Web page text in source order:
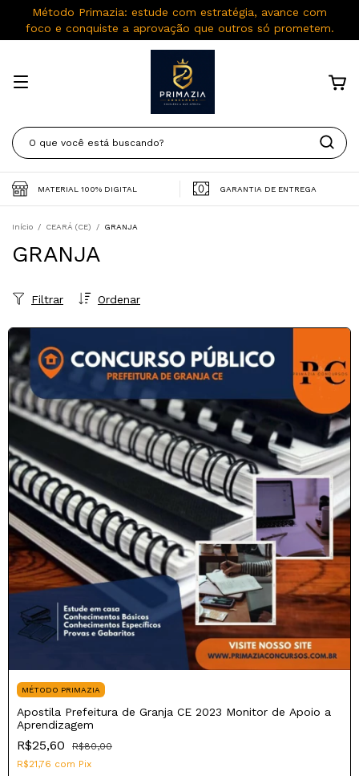
Método Primazia: estude com estratégia, avance com
foco e conquiste a aprovação que outros só prometem.
MATERIAL 100% DIGITAL GARANTIA DE ENTREGA
Início / CEARÁ (CE) / GRANJA
GRANJA
Ordenar
Filtrar
MÉTODO PRIMAZIA
Apostila Prefeitura de Granja CE 2023 Monitor de Apoio a
Aprendizagem
R$25,60
R$80,00
R$21,76 com Pix